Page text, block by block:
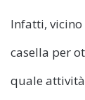
Infatti,
casella per
quale